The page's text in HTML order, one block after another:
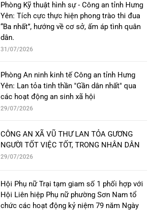
Phòng Kỹ thuật hình sự - Công an tỉnh Hưng
Yên: Tích cực thực hiện phong trào thi đua
“Ba nhất”, hướng về cơ sở, ấm áp tình quân
dân.
31/07/2026
Phòng An ninh kinh tế Công an tỉnh Hưng
Yên: Lan tỏa tinh thần "Gần dân nhất" qua
các hoạt động an sinh xã hội
29/07/2026
CÔNG AN XÃ VŨ THƯ LAN TỎA GƯƠNG
NGƯỜI TỐT VIỆC TỐT, TRONG NHÂN DÂN
29/07/2026
Hội Phụ nữ Trại tạm giam số 1 phối hợp với
Hội Liên hiệp Phụ nữ phường Sơn Nam tổ
chức các hoạt động kỷ niệm 79 năm Ngày